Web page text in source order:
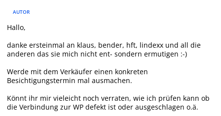
AUTOR
Hallo,
danke ersteinmal an klaus, bender, hft, lindexx und all die
anderen das sie mich nicht ent- sondern ermutigen :-)
Werde mit dem Verkäufer einen konkreten
Besichtigungstermin mal ausmachen.
Könnt ihr mir vieleicht noch verraten, wie ich prüfen kann ob
die Verbindung zur WP defekt ist oder ausgeschlagen o.ä.